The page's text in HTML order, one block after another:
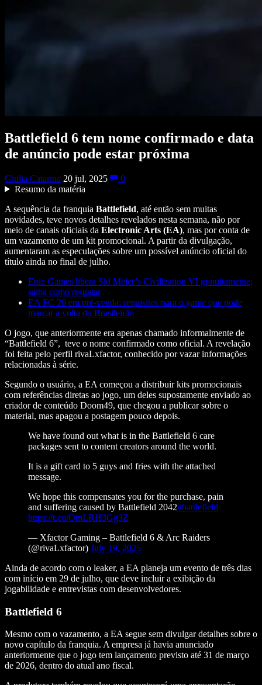
Battlefield 6 tem nome confirmado e data
de anúncio pode estar próxima
Giulia Catarina 20 jul, 2025
0
Resumo da matéria
A sequência da franquia Battlefield, até então sem muitas
novidades, teve novos detalhes revelados nesta semana, não por
meio de canais oficiais da Electronic Arts (EA), mas por conta de
um vazamento de um kit promocional. A partir da divulgação,
aumentaram as especulações sobre um possível anúncio oficial do
título ainda no final de julho.
Epic Games libera Sid Meier’s Civilization VI gratuitamente;
saiba como resgatar
EA FC 26 em pré-venda: requisitos para o game que pode
marcar a volta do Brasileirão
O jogo, que anteriormente era apenas chamado informalmente de
“Battlefield 6”, teve o nome confirmado como oficial. A revelação
foi feita pelo perfil rivaLxfactor, conhecido por vazar informações
relacionadas à série.
Segundo o usuário, a EA começou a distribuir kits promocionais
com referências diretas ao jogo, um deles supostamente enviado ao
criador de conteúdo Doom49, que chegou a publicar sobre o
material, mas apagou a postagem pouco depois.
We have found out what is in the Battlefield 6 care
packages sent to content creators around the world.
It is a gift card to 5 guys and fries with the attached
message.
We hope this compensates you for the purchase, pain
and suffering caused by Battlefield 2042#battlefield
https://t.co/OmLRH3Gg3Z
— Xfactor Gaming – Battlefield 6 & Arc Raiders
(@rivaLxfactor) July 19, 2025
Ainda de acordo com o leaker, a EA planeja um evento de três dias
com início em 29 de julho, que deve incluir a exibição da
jogabilidade e entrevistas com desenvolvedores.
Battlefield 6
Mesmo com o vazamento, a EA segue sem divulgar detalhes sobre o
novo capítulo da franquia. A empresa já havia anunciado
anteriormente que o jogo tem lançamento previsto até 31 de março
de 2026, dentro do atual ano fiscal.